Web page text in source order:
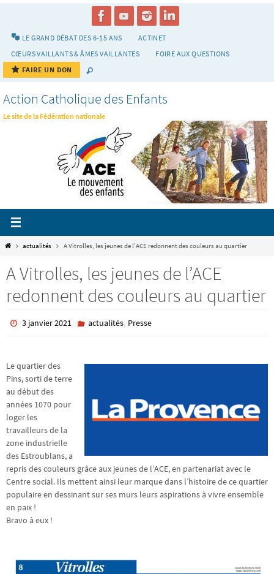
LE GRAND DÉBAT DES 6-15 ANS
ACTINET
CŒURS VAILLANTS & ÂMES VAILLANTES
FOIRE AUX QUESTIONS
FAIRE UN DON
Action Catholique des Enfants
Le site de la Fédération nationale
Homeactualités A Vitrolles, les jeunes de l’ACE redonnent des couleurs au quartier
A Vitrolles, les jeunes de l’ACE
redonnent des couleurs au quartier
3 janvier 2021 actualités, Presse
Le quartier des
Pins, sorti de terre
au début des
années 1070 pour
loger les
travailleurs de la
zone industrielle
des Estroublans, a
repris des couleurs grâce aux jeunes de l’ACE, en partenariat avec le
Centre social. Ils mettent ainsi leur marque dans l’histoire de ce quartier
populaire en dessinant sur ses murs leurs aspirations à vivre ensemble
en paix !
Bravo à eux !